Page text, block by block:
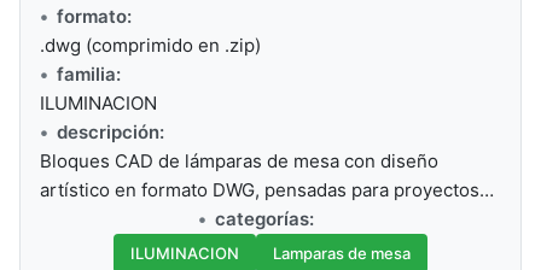
formato:
.dwg (comprimido en .zip)
familia:
ILUMINACION
descripción:
Bloques CAD de lámparas de mesa con diseño
artístico en formato DWG, pensadas para proyectos…
categorías:
ILUMINACION Lamparas de mesa